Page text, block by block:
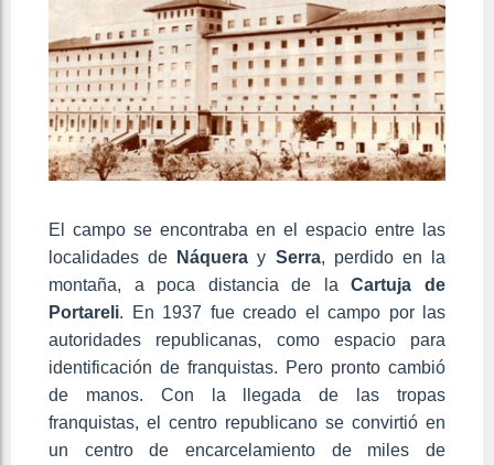
El campo se encontraba en el espacio entre las
localidades de
Náquera y Serra, perdido en la
montaña, a poca distancia de laCartuja
de
Portareli. En 1937 fue creado el campo por las
autoridades republicanas, como espacio para
identificación de franquistas. Pero pronto cambió
de manos. Con la llegada de las tropas
franquistas, el centro republicano se convirtió en
un centro de encarcelamiento de miles de